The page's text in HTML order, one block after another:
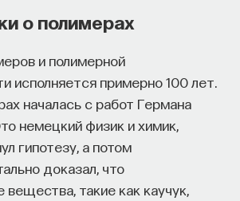
о полимерах
и полимерной
исполняется примерно 100 лет.
началась с работ Германа
немецкий физик и химик,
гипотезу, а потом
доказал, что
вещества, такие как каучук,
специалистов,
в глобальных инновационных
научным сообществом Ивар
что инновационные
кадровый голод,
deep tech и биотех компании.
ПостНауки
рассказывает биолог Антон
эндогенных
на самых ранних этапах
оставляют никаких физических
в осадочных породах,